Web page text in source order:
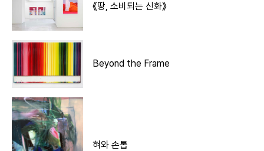
《땅, 소비되는 신화》
Beyond the Frame
혀와 손톱